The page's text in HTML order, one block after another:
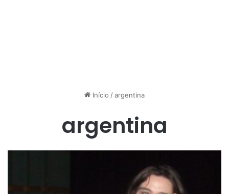
Início /argentina
argentina